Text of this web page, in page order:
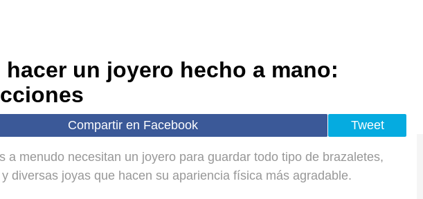
hacer un joyero hecho a mano:
Compartir en Facebook Tweet
a menudo necesitan un joyero para guardar todo tipo de brazaletes,
diversas joyas que hacen su apariencia física más agradable.